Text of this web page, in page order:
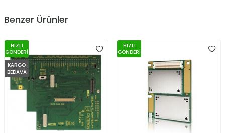
Benzer Ürünler
HIZLI
GÖNDERİ
KARGO
BEDAVA
HIZLI
GÖNDERİ